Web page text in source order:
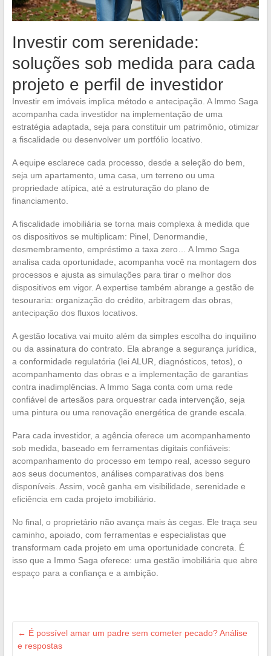
Investir com serenidade:
soluções sob medida para cada
projeto e perfil de investidor
Investir em imóveis implica método e antecipação. A Immo Saga
acompanha cada investidor na implementação de uma
estratégia adaptada, seja para constituir um patrimônio, otimizar
a fiscalidade ou desenvolver um portfólio locativo.
A equipe esclarece cada processo, desde a seleção do bem,
seja um apartamento, uma casa, um terreno ou uma
propriedade atípica, até a estruturação do plano de
financiamento.
A fiscalidade imobiliária se torna mais complexa à medida que
os dispositivos se multiplicam: Pinel, Denormandie,
desmembramento, empréstimo a taxa zero… A Immo Saga
analisa cada oportunidade, acompanha você na montagem dos
processos e ajusta as simulações para tirar o melhor dos
dispositivos em vigor. A expertise também abrange a gestão de
tesouraria: organização do crédito, arbitragem das obras,
antecipação dos fluxos locativos.
A gestão locativa vai muito além da simples escolha do inquilino
ou da assinatura do contrato. Ela abrange a segurança jurídica,
a conformidade regulatória (lei ALUR, diagnósticos, tetos), o
acompanhamento das obras e a implementação de garantias
contra inadimplências. A Immo Saga conta com uma rede
confiável de artesãos para orquestrar cada intervenção, seja
uma pintura ou uma renovação energética de grande escala.
Para cada investidor, a agência oferece um acompanhamento
sob medida, baseado em ferramentas digitais confiáveis:
acompanhamento do processo em tempo real, acesso seguro
aos seus documentos, análises comparativas dos bens
disponíveis. Assim, você ganha em visibilidade, serenidade e
eficiência em cada projeto imobiliário.
No final, o proprietário não avança mais às cegas. Ele traça seu
caminho, apoiado, com ferramentas e especialistas que
transformam cada projeto em uma oportunidade concreta. É
isso que a Immo Saga oferece: uma gestão imobiliária que abre
espaço para a confiança e a ambição.
← É possível amar um padre sem cometer pecado? Análise
e respostas